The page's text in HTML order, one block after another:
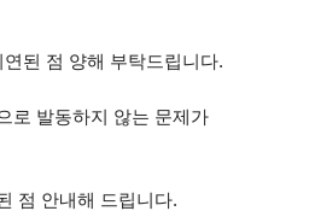
된 점 양해 부탁드립니다.
로 발동하지 않는 문제가
점 안내해 드립니다.